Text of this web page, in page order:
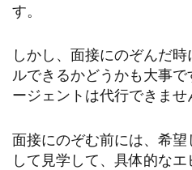
す。
しかし、面接にのぞんだ
ルできるかどうかも大事
ージェントは代行できませ
面接にのぞむ前には、希
して見学して、具体的な